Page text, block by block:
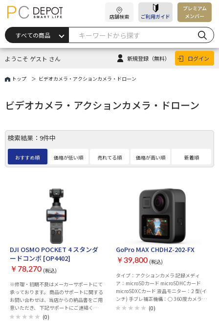
店舗検索 ご利用ガイド
プレミアム
メンバー
ようこそ ゲスト さん 新規登録 （無料） ログイン
トップ ビデオカメラ・アクションカメラ・ドローン
ビデオカメラ・アクションカメラ・ドローン
検索結果：9件中
おすすめ順 価格が低い順 売れてる順 価格が高い順 新着順
DJI OSMO POCKET 4 スタンダ
ードコンボ [OP4402]
￥78,270 (税込)
※修理・初期不良はメーカーサポートにて
承っております。 商品のサポートに関する
お問い合わせは、当店からの納品書をご用
意いただき、 下記サポートにご連絡くださ
い。 ※当店での返品・交換は行っており
(0)
GoPro MAX CHDHZ-202-FX
￥39,800 (税込)
タイプ：アクションカメラ 記録メディ
ア：microSDカード microSDHCカード
microSDXCカード 液晶モニター：2 型(イ
ンチ) 手ブレ補正機構：○ 360度カメラ：
○ タッチパネル：○ インターフェース：
(0)